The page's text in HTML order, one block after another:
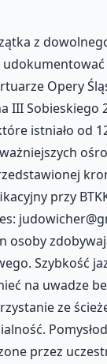
z
Opery
III Sobieskiego
istniało od
przy
osoby
Szybkość
na uwadze
ze
przez